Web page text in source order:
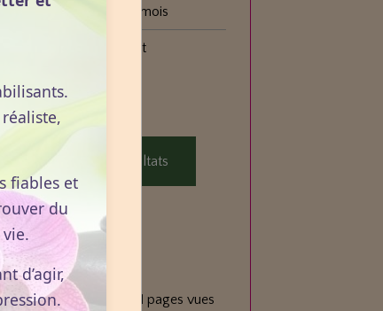
Une fois par mois
Plus rarement
Voir les résultats
Statistiques
Aujourd'hui
846 visiteurs - pages vues
fiables et
du
d’agir,